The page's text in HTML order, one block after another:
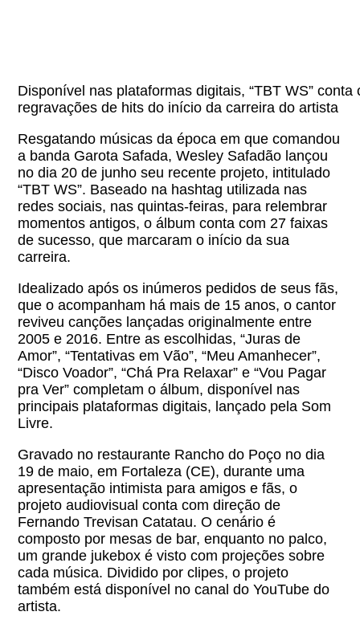
Disponível nas plataformas digitais, “TBT WS” conta
regravações de hits do início da carreira do artista
Resgatando músicas da época em que comandou
a banda Garota Safada, Wesley Safadão lançou
no dia 20 de junho seu recente projeto, intitulado
“TBT WS”. Baseado na hashtag utilizada nas
redes sociais, nas quintas-feiras, para relembrar
momentos antigos, o álbum conta com 27 faixas
de sucesso, que marcaram o início da sua
carreira.
Idealizado após os inúmeros pedidos de seus fãs,
que o acompanham há mais de 15 anos, o cantor
reviveu canções lançadas originalmente entre
2005 e 2016. Entre as escolhidas, “Juras de
Amor”, “Tentativas em Vão”, “Meu Amanhecer”,
“Disco Voador”, “Chá Pra Relaxar” e “Vou Pagar
pra Ver” completam o álbum, disponível nas
principais plataformas digitais, lançado pela Som
Livre.
Gravado no restaurante Rancho do Poço no dia
19 de maio, em Fortaleza (CE), durante uma
apresentação intimista para amigos e fãs, o
projeto audiovisual conta com direção de
Fernando Trevisan Catatau. O cenário é
composto por mesas de bar, enquanto no palco,
um grande jukebox é visto com projeções sobre
cada música. Dividido por clipes, o projeto
também está disponível no canal do YouTube do
artista.